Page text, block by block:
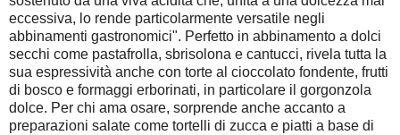
eccessiva, lo rende particolarmente versatile negli
abbinamenti gastronomici". Perfetto in abbinamento a dolci
secchi come pastafrolla, sbrisolona e cantucci, rivela tutta la
sua espressività anche con torte al cioccolato fondente, frutti
di bosco e formaggi erborinati, in particolare il gorgonzola
dolce. Per chi ama osare, sorprende anche accanto a
preparazioni salate come tortelli di zucca e piatti a base di